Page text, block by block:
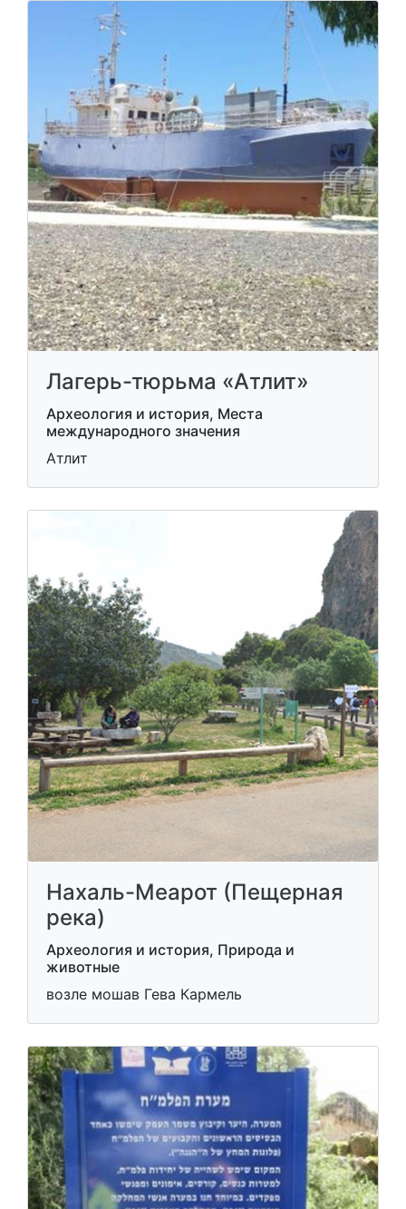
Лагерь-тюрьма «Атлит»
Археология и история, Места
международного значения
Атлит
Нахаль-Меарот (Пещерная
река)
Археология и история, Природа и
животные
возле мошав Гева Кармель